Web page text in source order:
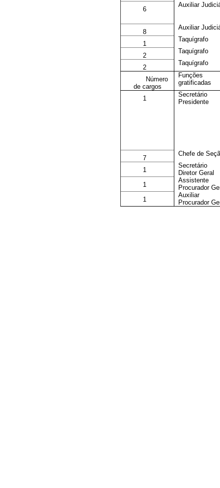
6
Auxiliar
8
Auxiliar
1
Taquígrafo
2
Taquígrafo
2
Taquígrafo
Número
de cargos
Funções
gratificadas
1
Presidente
7
Chefe de
1
Diretor Geral
1
Procurador
1
Auxiliar
Procurador